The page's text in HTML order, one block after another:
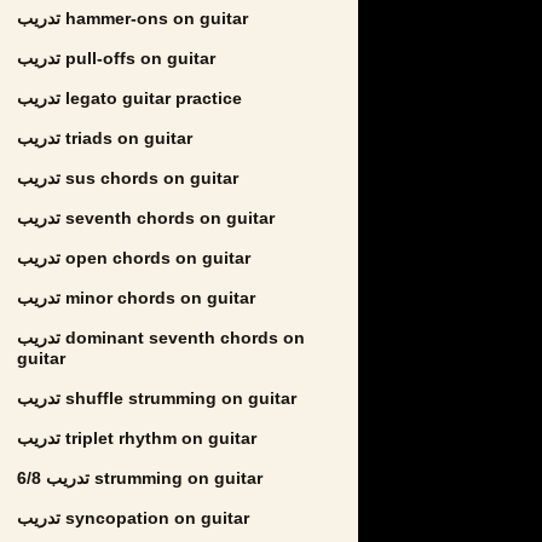
تدريب hammer-ons on guitar
تدريب pull-offs on guitar
تدريب legato guitar practice
تدريب triads on guitar
تدريب sus chords on guitar
تدريب seventh chords on guitar
تدريب open chords on guitar
تدريب minor chords on guitar
تدريب dominant seventh chords on
guitar
تدريب shuffle strumming on guitar
تدريب triplet rhythm on guitar
تدريب 6/8 strumming on guitar
تدريب syncopation on guitar